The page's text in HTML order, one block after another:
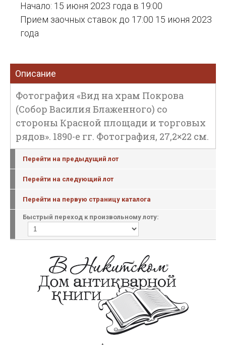
Начало: 15 июня 2023 года в 19:00
Прием заочных ставок до 17:00 15 июня 2023
года
Описание
Фотография «Вид на храм Покрова
(Собор Василия Блаженного) со
стороны Красной площади и торговых
рядов». 1890-е гг. Фотография, 27,2×22 см.
Перейти на предыдущий лот
Перейти на следующий лот
Перейти на первую страницу каталога
Быстрый переход к произвольному лоту: